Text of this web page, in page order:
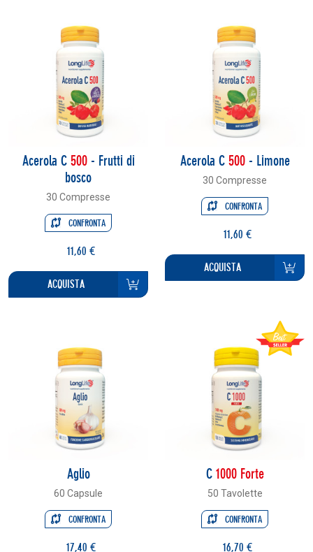
Acerola C 500- Frutti di
bosco
30 Compresse
CONFRONTA
11,60 €
ACQUISTA
Acerola C 500- Limone
30 Compresse
CONFRONTA
11,60 €
ACQUISTA
Aglio
60 Capsule
CONFRONTA
17,40 €
C 1000 Forte
50 Tavolette
CONFRONTA
16,70 €